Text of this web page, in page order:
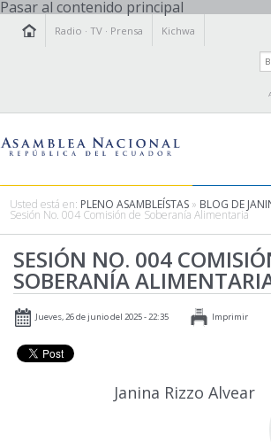
Pasar al contenido principal
Radio ·TV · Prensa Kichwa
LEGISLAMOS
FISCALIZAMOS
TRANSPARENCIA
PRENSA
PARTICIPACIÓN
Usted está en: PLENO ASAMBLEÍSTAS » BLOG DE
Sesión No. 004 Comisión de Soberanía Alimentaria
SESIÓN NO. 004
SOBERANÍA
Jueves, 26 de junio del 2025 - 22:35 Imprimir
Janina Rizzo Alvear